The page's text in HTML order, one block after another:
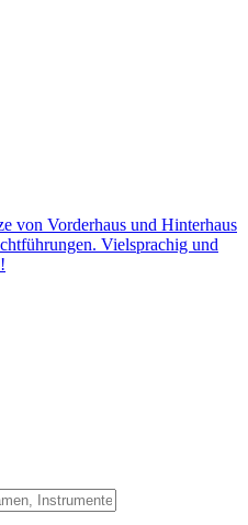
von Vorderhaus und Hinterhaus
Vielsprachig und